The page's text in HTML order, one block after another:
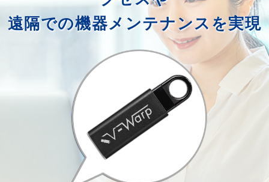
遠隔での機器メンテナンスを実現